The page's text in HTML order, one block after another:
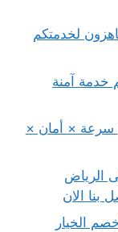
بـ30%خصم جاهزون لخدمتكم
ينبع بـ35%خصم خدمة آمنة
سرعة × أمان ×
الرياض
نقل عفش بالدمام بـ35%خصم الخيار